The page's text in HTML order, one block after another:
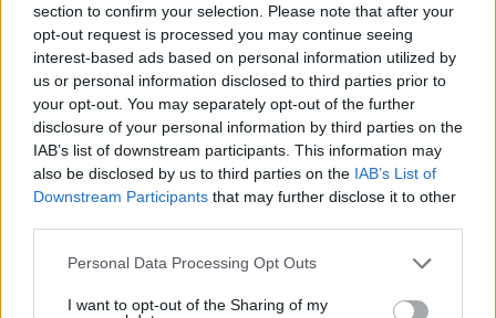
section to confirm your selection. Please note that after your
opt-out request is processed you may continue seeing
interest-based ads based on personal information utilized by
us or personal information disclosed to third parties prior to
your opt-out. You may separately opt-out of the further
disclosure of your personal information by third parties on the
IAB’s list of downstream participants. This information may
also be disclosed by us to third parties on the IAB’s List of
Downstream Participants that may further disclose it to other
Please note that this website/app uses one or more Google
not limited to your visit or usage behaviour. You may click to
Personal Data Processing Opt Outs
I want to opt-out of the Sharing of my
Μπλόκο της Γαλλίας στις ανεπιθύμητες διαφημιστικές
κλήσεις, πότε ξεκινά η απαγόρευση
Ισόβια στον 25χρονο Αφγανό που σκότωσε δύο
ανθρώπους ρίχνοντας το ΙΧ του σε διαδήλωση στο
Μόναχο
πριν 16 λεπτά
Το ταξίδι που θεωρείται το ωραιότερο στον κόσμο
πριν 18 λεπτά
αεροσκάφη
πριν 27 λεπτά